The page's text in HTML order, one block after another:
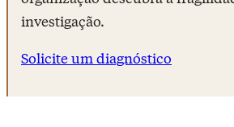
investigação.
Solicite um diagnóstico